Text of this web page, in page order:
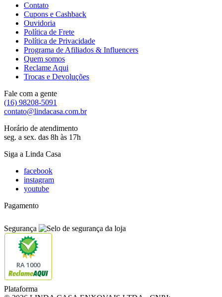
Contato
Cupons e Cashback
Ouvidoria
Política de Frete
Política de Privacidade
Programa de Afiliados & Influencers
Quem somos
Reclame Aqui
Trocas e Devoluções
Fale com a gente
(16) 98208-5091
contato@lindacasa.com.br
Horário de atendimento
seg. a sex. das 8h às 17h
Siga a Linda Casa
facebook
instagram
youtube
Pagamento
Segurança
RA 1000
Plataforma